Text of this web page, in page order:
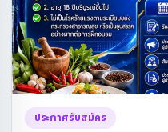
ประกาศรับสมัคร